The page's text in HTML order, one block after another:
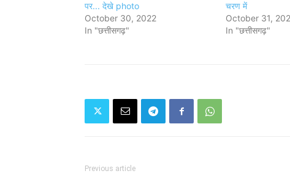
पर... देखे photo
October 30, 2022
In "छत्तीसगढ़"
चरण में
October 31,
In "छत्तीसगढ़"
Previous article